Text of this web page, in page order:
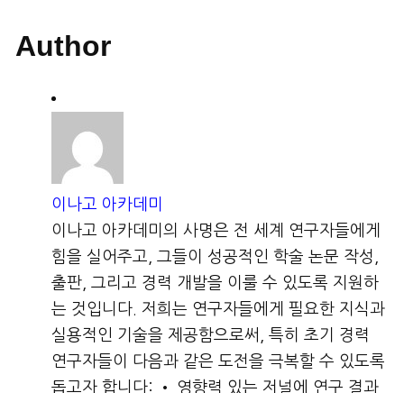
Author
이나고 아카데미
이나고 아카데미의 사명은 전 세계 연구자들에게
힘을 실어주고, 그들이 성공적인 학술 논문 작성,
출판, 그리고 경력 개발을 이룰 수 있도록 지원하
는 것입니다. 저희는 연구자들에게 필요한 지식과
실용적인 기술을 제공함으로써, 특히 초기 경력
연구자들이 다음과 같은 도전을 극복할 수 있도록
돕고자 합니다: • 영향력 있는 저널에 연구 결과